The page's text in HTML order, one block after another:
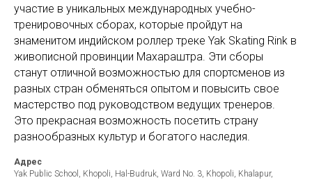
участие в уникальных международных учебно-
тренировочных сборах, которые пройдут на
знаменитом индийском роллер треке Yak Skating Rink в
живописной провинции Махараштра. Эти сборы
станут отличной возможностью для спортсменов из
разных стран обменяться опытом и повысить свое
мастерство под руководством ведущих тренеров.
Это прекрасная возможность посетить страну
разнообразных культур и богатого наследия.
Адрес
Yak Public School, Khopoli, Hal-Budruk, Ward No. 3, Khopoli, Khalapur,